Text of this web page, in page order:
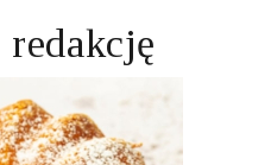
redakcję